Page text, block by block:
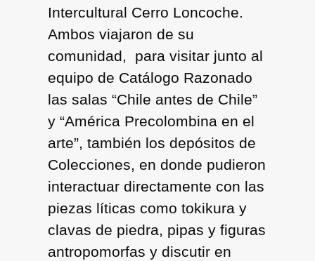
Intercultural Cerro Loncoche.
Ambos viajaron de su
comunidad, para visitar junto al
equipo de Catálogo Razonado
las salas “Chile antes de Chile”
y “América Precolombina en el
arte”, también los depósitos de
Colecciones, en donde pudieron
interactuar directamente con las
piezas líticas como tokikura y
clavas de piedra, pipas y figuras
antropomorfas y discutir en